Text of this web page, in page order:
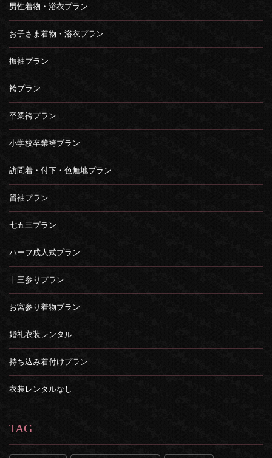
男性着物・浴衣プラン
お子さま着物・浴衣プラン
振袖プラン
袴プラン
卒業袴プラン
小学校卒業袴プラン
訪問着・付下・色無地プラン
留袖プラン
七五三プラン
ハーフ成人式プラン
十三参りプラン
お宮参り着物プラン
婚礼衣装レンタル
持ち込み着付けプラン
衣装レンタルなし
TAG